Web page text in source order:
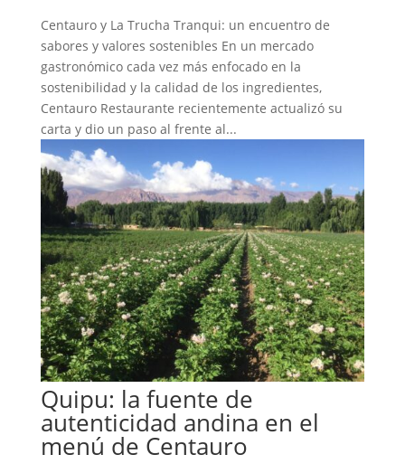
Centauro y La Trucha Tranqui: un encuentro de
sabores y valores sostenibles En un mercado
gastronómico cada vez más enfocado en la
sostenibilidad y la calidad de los ingredientes,
Centauro Restaurante recientemente actualizó su
carta y dio un paso al frente al...
Quipu: la fuente de
autenticidad andina en el
menú de Centauro